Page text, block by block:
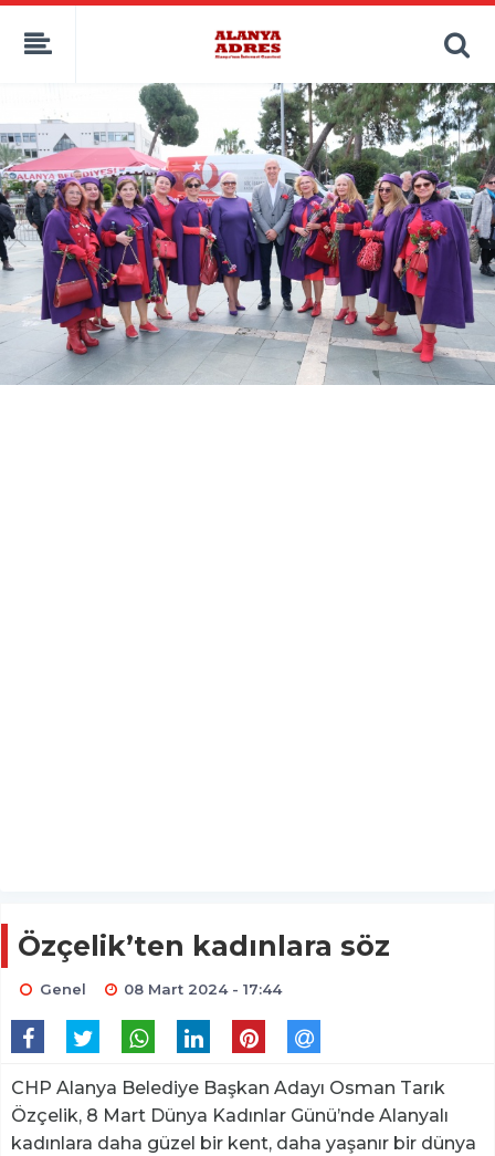
kaçak bahis
deneme bonusu
canlı bahis siteleri
deneme bonusu veren siteler
bahis siteleri
porno izle
Özçelik’ten kadınlara söz
Genel 08 Mart 2024 - 17:44
CHP Alanya Belediye Başkan Adayı Osman Tarık
Özçelik, 8 Mart Dünya Kadınlar Günü’nde Alanyalı
kadınlara daha güzel bir kent, daha yaşanır bir dünya